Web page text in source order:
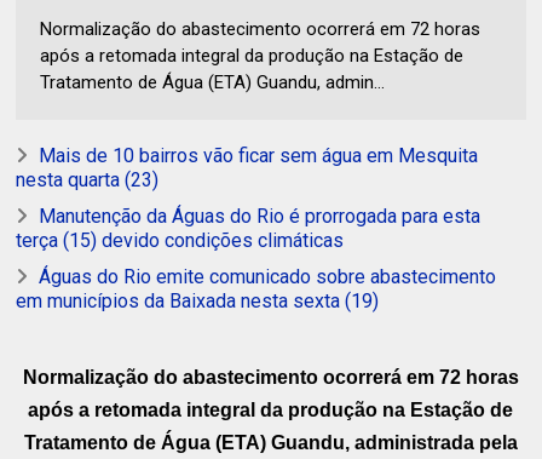
Normalização do abastecimento ocorrerá em 72 horas
após a retomada integral da produção na Estação de
Tratamento de Água (ETA) Guandu, admin...
Mais de 10 bairros vão ficar sem água em Mesquita
nesta quarta (23)
Manutenção da Águas do Rio é prorrogada para esta
terça (15) devido condições climáticas
Águas do Rio emite comunicado sobre abastecimento
em municípios da Baixada nesta sexta (19)
Normalização do abastecimento ocorrerá em 72 horas
após a retomada integral da produção na Estação de
Tratamento de Água (ETA) Guandu, administrada pela